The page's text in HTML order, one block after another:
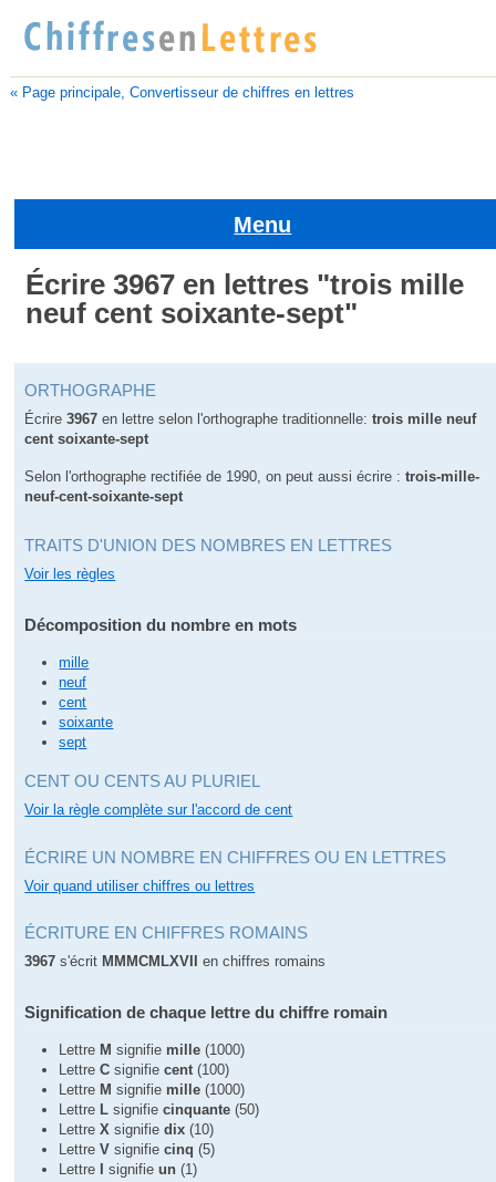
« Page principale, Convertisseur de chiffres en lettres
Menu
Écrire 3967 en lettres "trois mille
neuf cent soixante-sept"
ORTHOGRAPHE
Écrire3967 en lettre selon l'orthographe traditionnelle:trois mille neuf
cent soixante-sept
Selon l'orthographe rectifiée de 1990, on peut aussi écrire :trois-mille-
neuf-cent-soixante-sept
TRAITS D'UNION DES NOMBRES EN LETTRES
Voir les règles
Décomposition du nombre en mots
mille
neuf
cent
soixante
sept
CENT OU CENTS AU PLURIEL
Voir la règle complète sur l'accord de cent
ÉCRIRE UN NOMBRE EN CHIFFRES OU EN LETTRES
Voir quand utiliser chiffres ou lettres
ÉCRITURE EN CHIFFRES ROMAINS
3967 s'écrit MMMCMLXVII en chiffres romains
Signification de chaque lettre du chiffre romain
Lettre M signifie mille (1000)
LettreC signifiecent(100)
Lettre M signifie mille (1000)
Lettre L signifiecinquante (50)
LettreX signifiedix (10)
LettreV signifiecinq (5)
Lettre
signifieun (1)